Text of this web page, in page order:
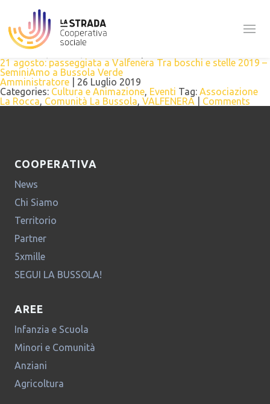
“SeminiAmo”
Amministratore |24 Agosto 2019
Categories: Cultura e Animazione
Tag:
Animazione
Associazione La Rocca
Laboratori
21 agosto: passeggiata a Valfenera Tra boschi e stelle 2019 –
SeminiAmo a Bussola Verde
Amministratore
26 Luglio 2019
Categories: Cultura e Animazione, Eventi Tag: Associazione
La Rocca, Comunità La Bussola, VALFENERA Comments
COOPERATIVA
News
Chi Siamo
Territorio
Partner
5xmille
SEGUI LA BUSSOLA!
AREE
Infanzia e Scuola
Minori e Comunità
Anziani
Agricoltura